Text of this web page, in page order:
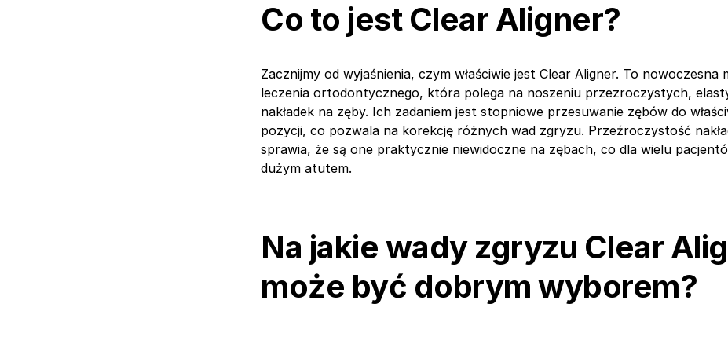
Co to jest Clear Aligner?
Zacznijmy od wyjaśnienia, czym właściwie jest Clear Aligner. To nowoczesna
leczenia ortodontycznego, która polega na noszeniu przezroczystych,
nakładek na zęby. Ich zadaniem jest stopniowe przesuwanie zębów do
pozycji, co pozwala na korekcję różnych wad zgryzu. Przeźroczystość
sprawia, że są one praktycznie niewidoczne na zębach, co dla wielu
dużym atutem.
Na jakie wady zgryzu Clear
może być dobrym wyborem?